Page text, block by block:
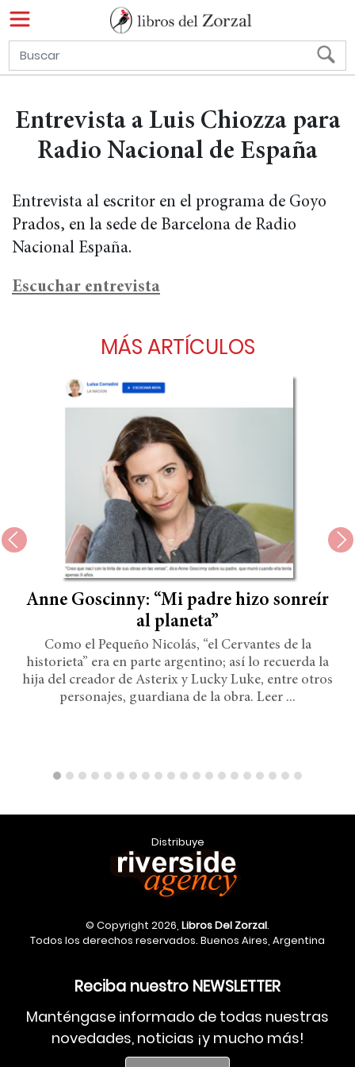
Entrevista a Luis Chiozza para
Radio Nacional de España
Entrevista al escritor en el programa de Goyo
Prados, en la sede de Barcelona de Radio
Nacional España.
Escuchar entrevista
MÁS ARTÍCULOS
Anne Goscinny: “Mi padre hizo sonreír
al planeta”
Como el Pequeño Nicolás, “el Cervantes de la
historieta” era en parte argentino; así lo recuerda la
hija del creador de Asterix y Lucky Luke, entre otros
personajes, guardiana de la obra. Leer ...
Distribuye
© Copyright 2026, Libros Del Zorzal.
Todos los derechos reservados. Buenos Aires, Argentina
Reciba nuestro NEWSLETTER
Manténgase informado de todas nuestras
novedades, noticias ¡y mucho más!